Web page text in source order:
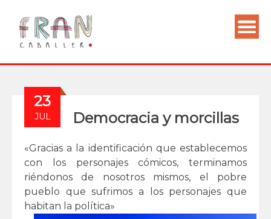
23
JUL Democracia y morcillas
«Gracias a la identificación que establecemos
con los personajes cómicos, terminamos
riéndonos de nosotros mismos, el pobre
pueblo que sufrimos a los personajes que
habitan la política»